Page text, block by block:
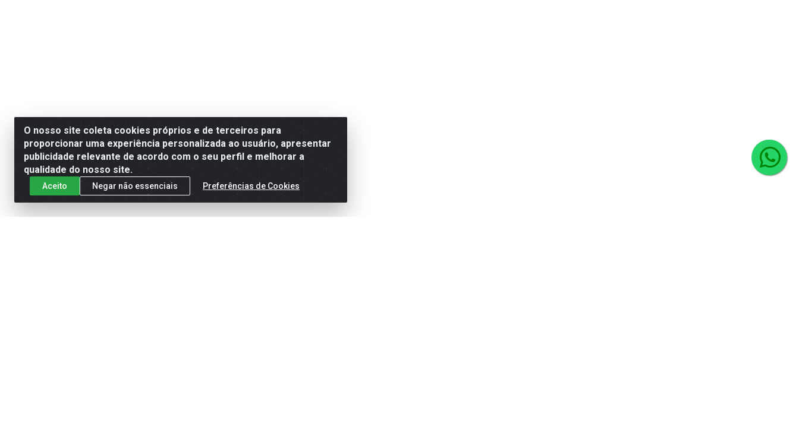
O nosso site coleta cookies próprios e de terceiros para
proporcionar uma experiência personalizada ao usuário, apresentar
publicidade relevante de acordo com o seu perfil e melhorar a
qualidade do nosso site.
Aceito Negar não essenciais Preferências de Cookies